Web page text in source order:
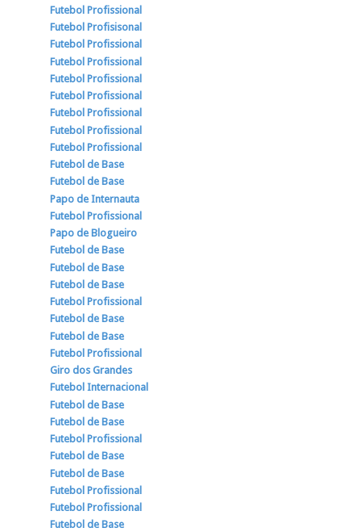
Futebol Profissional
Futebol Profisisonal
Futebol Profissional
Futebol Profissional
Futebol Profissional
Futebol Profissional
Futebol Profissional
Futebol Profissional
Futebol Profissional
Futebol de Base
Futebol de Base
Papo de Internauta
Futebol Profissional
Papo de Blogueiro
Futebol de Base
Futebol de Base
Futebol de Base
Futebol Profissional
Futebol de Base
Futebol de Base
Futebol Profissional
Giro dos Grandes
Futebol Internacional
Futebol de Base
Futebol de Base
Futebol Profissional
Futebol de Base
Futebol de Base
Futebol Profissional
Futebol Profissional
Futebol de Base